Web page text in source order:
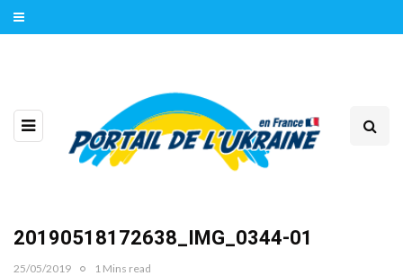
20190518172638_IMG_0344-01
25/05/2019 1 Mins read